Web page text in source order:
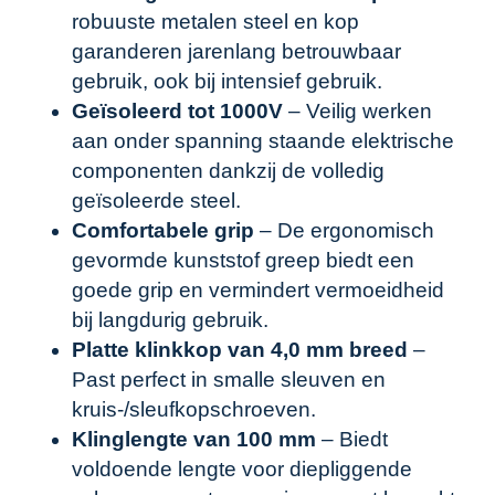
robuuste metalen steel en kop
garanderen jarenlang betrouwbaar
gebruik, ook bij intensief gebruik.
Geïsoleerd tot 1000V – Veilig werken
aan onder spanning staande elektrische
componenten dankzij de volledig
geïsoleerde steel.
Comfortabele grip – De ergonomisch
gevormde kunststof greep biedt een
goede grip en vermindert vermoeidheid
bij langdurig gebruik.
Platte klinkkop van 4,0 mm breed –
Past perfect in smalle sleuven en
kruis-/sleufkopschroeven.
Klinglengte van 100 mm – Biedt
voldoende lengte voor diepliggende